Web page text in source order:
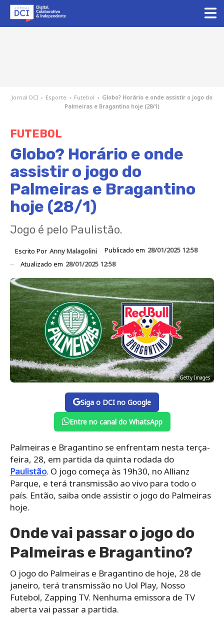
Jornal DCI › Esporte › Futebol › Globo? Horário e onde assistir o jogo do
Palmeiras e Bragantino hoje (28/1)
FUTEBOL
Globo? Horário e onde
assistir o jogo do
Palmeiras e Bragantino
hoje (28/1)
Jogo é pelo Paulistão.
Escrito Por Anny Malagolini Publicado em 28/01/2025 12:58
Atualizado em 28/01/2025 12:58
Getty Images
Siga o DCI no Google
Entre no canal do WhatsApp
Palmeiras e Bragantino se enfrentam nesta terça-
feira, 28, em partida da quinta rodada do
Paulistão. O jogo começa às 19h30, no Allianz
Parque, e terá transmissão ao vivo para todo o
país. Então, saiba onde assistir o jogo do Palmeiras
hoje.
Onde vai passar o jogo do
Palmeiras e Bragantino?
O jogo do Palmeiras e Bragantino de hoje, 28 de
janeiro, terá transmissão no Uol Play, Nosso
Futebol, Zapping TV. Nenhuma emissora de TV
aberta vai passar a partida.